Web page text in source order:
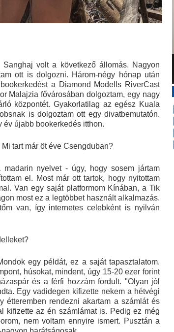
volt a következő állomás. Nagyon
ott is dolgozni. Három-négy hónap után
a Diamond Modells RiverCast
Malajzia fővárosában dolgoztam, egy nagy
központét. Gyakorlatilag az egész Kuala
is dolgoztam ott egy divatbemutatón.
év újabb bookerkedés itthon.
tart már öt éve Csengduban?
nyelvet - úgy, hogy sosem jártam
el. Most már ott tartok, hogy nyitottam
Van egy saját platformom Kínában, a Tik
most ez a legtöbbet használt alkalmazás.
van, így internetes celebként is nyilván
egy példát, ez a saját tapasztalatom.
húsokat, mindent, úgy 15-20 ezer forint
és a férfi hozzám fordult. "Olyan jól
Egy vadidegen kifizette nekem a hétvégi
étteremben rendezni akartam a számlát és
kifizette az én számlámat is. Pedig ez még
nem voltam ennyire ismert. Pusztán a